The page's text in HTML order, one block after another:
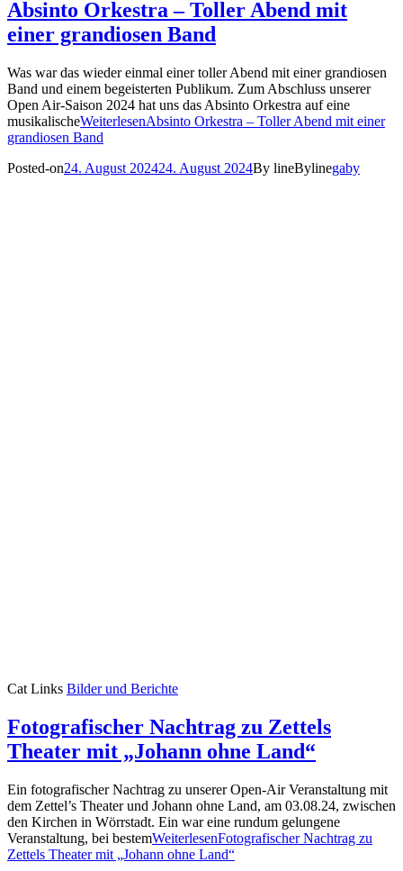
Absinto Orkestra – Toller Abend mit
einer grandiosen Band
Was war das wieder einmal einer toller Abend mit einer grandiosen
Band und einem begeisterten Publikum. Zum Abschluss unserer
Open Air-Saison 2024 hat uns das Absinto Orkestra auf eine
musikalischeWeiterlesenAbsinto Orkestra – Toller Abend mit einer
grandiosen Band
Posted-on24. August 202424. August 2024By lineBylinegaby
Cat Links Bilder und Berichte
Fotografischer Nachtrag zu Zettels
Theater mit „Johann ohne Land“
Ein fotografischer Nachtrag zu unserer Open-Air Veranstaltung mit
dem Zettel’s Theater und Johann ohne Land, am 03.08.24, zwischen
den Kirchen in Wörrstadt. Ein war eine rundum gelungene
Veranstaltung, bei bestemWeiterlesenFotografischer Nachtrag zu
Zettels Theater mit „Johann ohne Land“